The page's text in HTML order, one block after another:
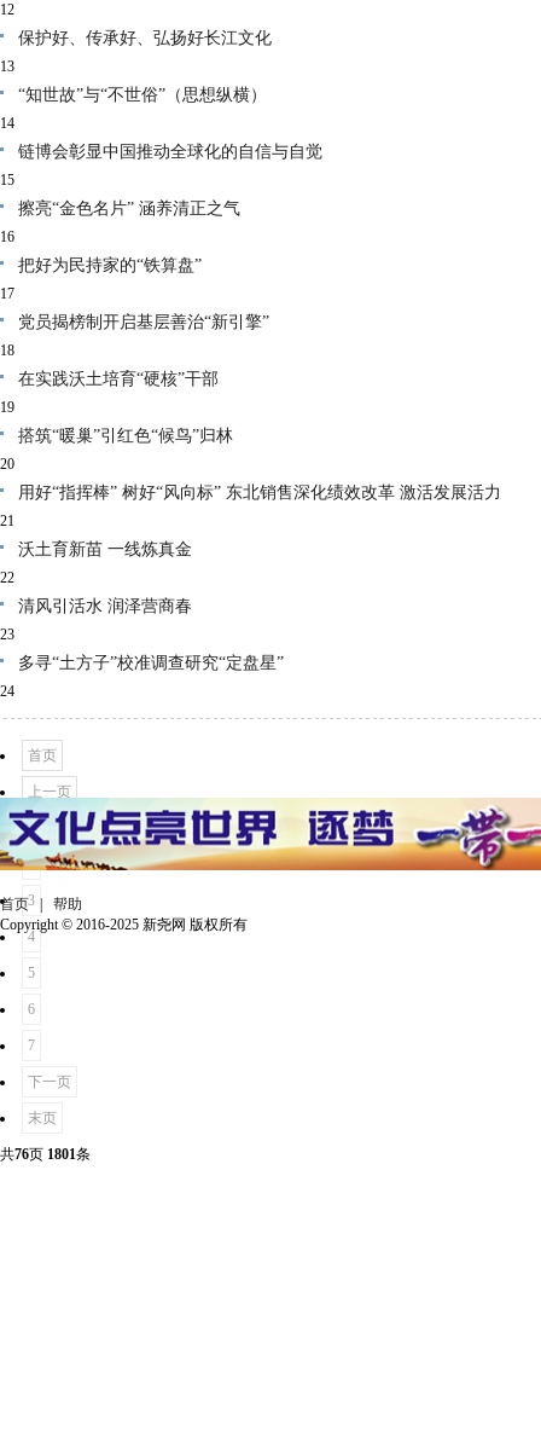
12
保护好、传承好、弘扬好长江文化
13
“知世故”与“不世俗”（思想纵横）
14
链博会彰显中国推动全球化的自信与自觉
15
擦亮“金色名片” 涵养清正之气
16
把好为民持家的“铁算盘”
17
党员揭榜制开启基层善治“新引擎”
18
在实践沃土培育“硬核”干部
19
搭筑“暖巢”引红色“候鸟”归林
20
用好“指挥棒” 树好“风向标” 东北销售深化绩效改革 激活发展活力
21
沃土育新苗 一线炼真金
22
清风引活水 润泽营商春
23
‌多寻“土方子”校准调查研究“定盘星”
24
首页
上一页
1
2
3
4
5
6
7
下一页
末页
共76页 1801条
首页| 帮助
Copyright © 2016-2025 新尧网 版权所有